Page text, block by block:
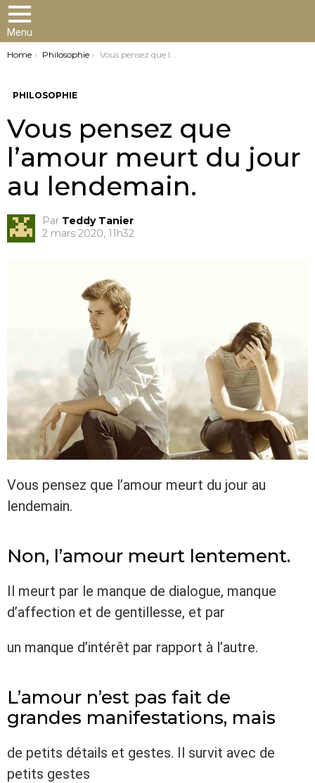
Menu
You are here:
Home Philosophie Vous pensez que l’amour meurt du jour au lendemain.
PHILOSOPHIE
Vous pensez que
l’amour meurt du jour
au lendemain.
Par Teddy Tanier
2 mars 2020, 11h32
Vous pensez que l’amour meurt du jour au
lendemain.
Non, l’amour meurt lentement.
Il meurt par le manque de dialogue, manque
d’affection et de gentillesse, et par
un manque d’intérêt par rapport à l’autre.
L’amour n’est pas fait de
grandes manifestations, mais
de petits détails et gestes. Il survit avec de
petits gestes